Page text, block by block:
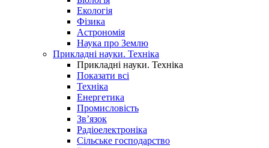
Екологія
Фізика
Астрономія
Наука про Землю
Прикладні науки. Техніка
Прикладні науки. Техніка
Показати всі
Техніка
Енергетика
Промисловість
Зв’язок
Радіоелектроніка
Сільське господарство